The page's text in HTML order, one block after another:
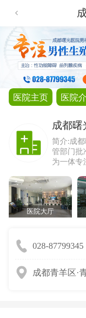
医院主页 医院
成都曙
简介:成
管部门批
为一体专
医院大厅
028-87799345
成都青羊区·